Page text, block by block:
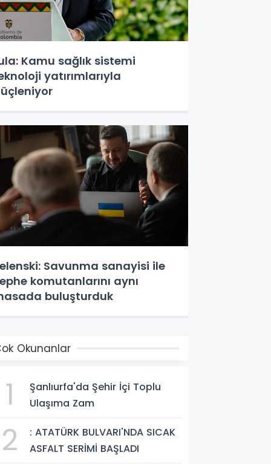
Kamu sağlık sistemi
yatırımlarıyla
Savunma sanayisi ile
komutanlarını aynı
buluşturduk
Okunanlar
1
Şanlıurfa'da Şehir İçi Toplu
Ulaşıma Zam
2
: ATATÜRK BULVARI'NDA SICAK
ASFALT SERİMİ BAŞLADI